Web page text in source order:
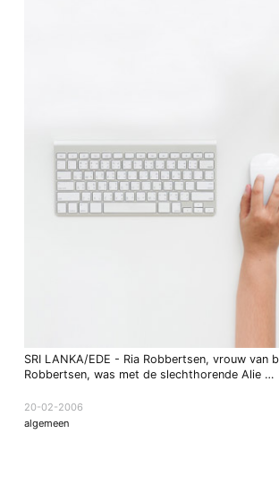
SRI LANKA/EDE - Ria Robbertsen, vrouw van
Robbertsen, was met de slechthorende Alie …
20-02-2006
algemeen